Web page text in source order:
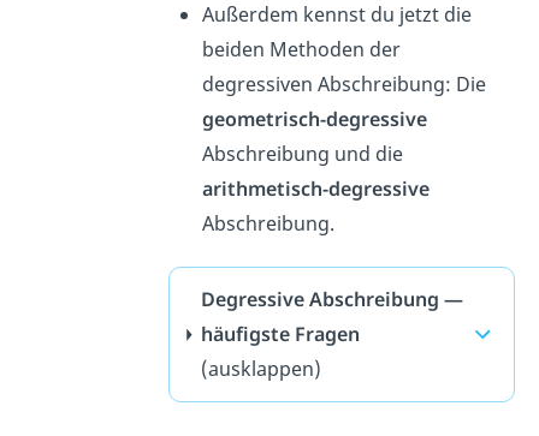
Außerdem kennst du jetzt die
beiden Methoden der
degressiven Abschreibung: Die
geometrisch-degressive
Abschreibung und die
arithmetisch-degressive
Abschreibung.
Degressive Abschreibung —
häufigste Fragen
(ausklappen)